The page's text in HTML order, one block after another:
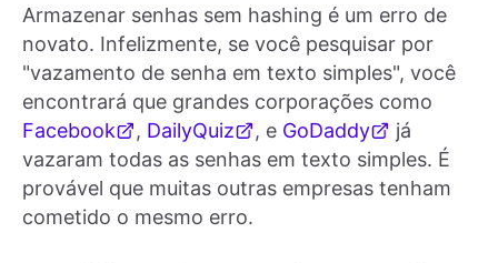
Armazenar senhas sem hashing é um erro de
novato. Infelizmente, se você pesquisar por
"vazamento de senha em texto simples", você
encontrará que grandes corporações como
Facebook
, DailyQuiz , e GoDaddy
já
vazaram todas as senhas em texto simples. É
provável que muitas outras empresas tenham
cometido o mesmo erro.